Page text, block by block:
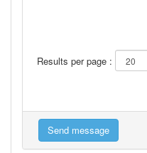
Results per page :